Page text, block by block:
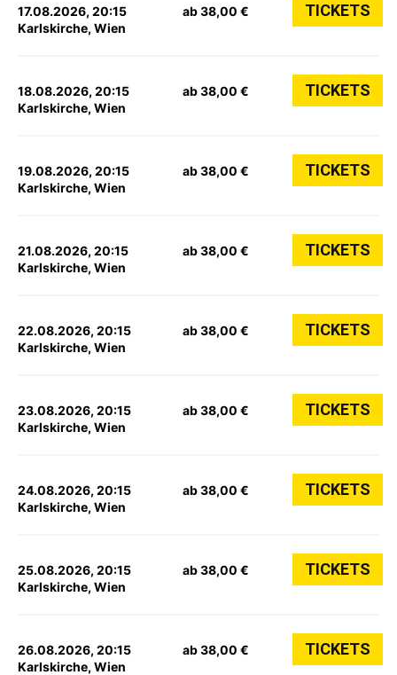
17.08.2026, 20:15
Karlskirche, Wien
ab 38,00 € TICKETS
18.08.2026, 20:15
Karlskirche, Wien
ab 38,00 € TICKETS
19.08.2026, 20:15
Karlskirche, Wien
ab 38,00 € TICKETS
21.08.2026, 20:15
Karlskirche, Wien
ab 38,00 € TICKETS
22.08.2026, 20:15
Karlskirche, Wien
ab 38,00 € TICKETS
23.08.2026, 20:15
Karlskirche, Wien
ab 38,00 € TICKETS
24.08.2026, 20:15
Karlskirche, Wien
ab 38,00 € TICKETS
25.08.2026, 20:15
Karlskirche, Wien
ab 38,00 € TICKETS
26.08.2026, 20:15
Karlskirche, Wien
ab 38,00 € TICKETS